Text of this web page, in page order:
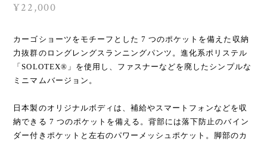
¥22,000
カーゴショーツをモチーフとした 7 つのポケットを備えた収納
力抜群のロングレングスランニングパンツ。進化系ポリステル
「SOLOTEX®」を使用し、ファスナーなどを廃したシンプルな
ミニマムバージョン。
日本製のオリジナルボディは、補給やスマートフォンなどを収
納できる 7 つのポケットを備える。背部には落下防止のバイン
ダー付きポケットと左右のパワーメッシュポケット。脚部のカ